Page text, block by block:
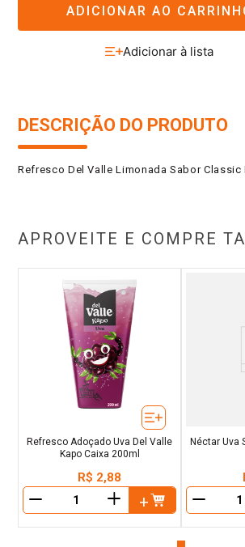
ADICIONAR AO
DESCRIÇÃO DO PRODUTO
Refresco Del Valle Limonada Sabor Classic
APROVEITE E COMPRE
Refresco Adoçado Uva Del Valle
Kapo Caixa 200ml
R$ 2,88
＋
Néctar Uva